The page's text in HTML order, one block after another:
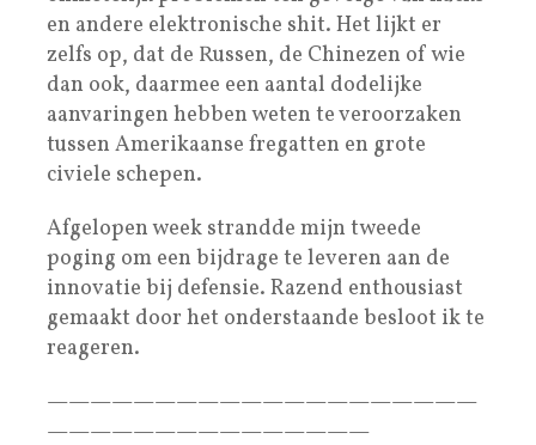
en andere elektronische shit. Het lijkt er
zelfs op, dat de Russen, de Chinezen of wie
dan ook, daarmee een aantal dodelijke
aanvaringen hebben weten te veroorzaken
tussen Amerikaanse fregatten en grote
civiele schepen.
Afgelopen week strandde mijn tweede
poging om een bijdrage te leveren aan de
innovatie bij defensie. Razend enthousiast
gemaakt door het onderstaande besloot ik te
reageren.
————————————————————
———————————————